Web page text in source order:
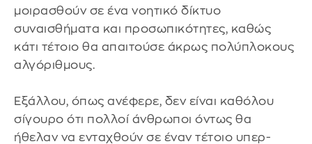
μοιρασθούν σε ένα νοητικό δίκτυο
συναισθήματα και προσωπικότητες, καθώς
κάτι τέτοιο θα απαιτούσε άκρως πολύπλοκους
αλγόριθμους.
Εξάλλου, όπως ανέφερε, δεν είναι καθόλου
σίγουρο ότι πολλοί άνθρωποι όντως θα
ήθελαν να ενταχθούν σε έναν τέτοιο υπερ-